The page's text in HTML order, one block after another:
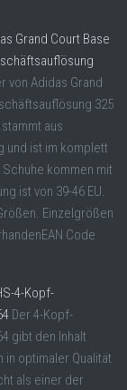
Grand Court Base
von Adidas Grand
325
aus
und ist im komplett
kommen mit
ist von 39-46 EU.
Einzelgrößen
Code
4-Kopf-
Der 4-Kopf-
gibt den Inhalt
in optimaler Qualität
als einer der